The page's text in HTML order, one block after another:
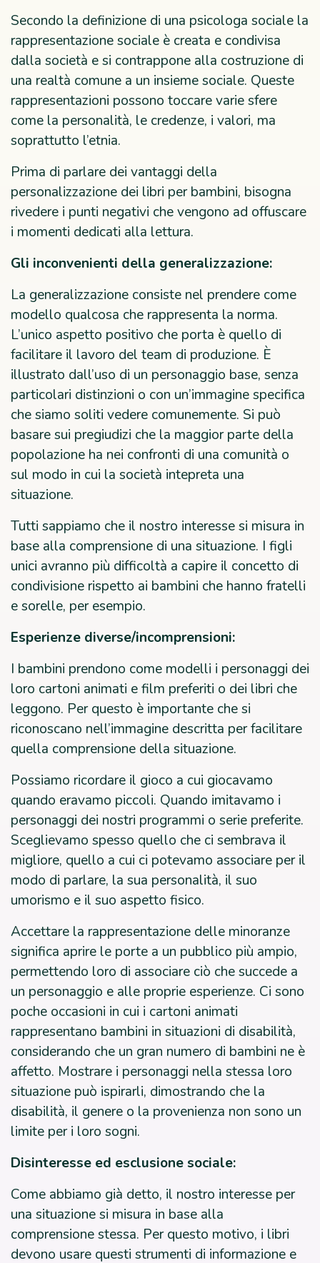
Secondo la definizione di una psicologa sociale la
rappresentazione sociale è creata e condivisa
dalla società e si contrappone alla costruzione di
una realtà comune a un insieme sociale. Queste
rappresentazioni possono toccare varie sfere
come la personalità, le credenze, i valori, ma
soprattutto l’etnia.
Prima di parlare dei vantaggi della
personalizzazione dei libri per bambini, bisogna
rivedere i punti negativi che vengono ad offuscare
i momenti dedicati alla lettura.
Gli inconvenienti della generalizzazione:
La generalizzazione consiste nel prendere come
modello qualcosa che rappresenta la norma.
L’unico aspetto positivo che porta è quello di
facilitare il lavoro del team di produzione. È
illustrato dall’uso di un personaggio base, senza
particolari distinzioni o con un’immagine specifica
che siamo soliti vedere comunemente. Si può
basare sui pregiudizi che la maggior parte della
popolazione ha nei confronti di una comunità o
sul modo in cui la società intepreta una
situazione.
Tutti sappiamo che il nostro interesse si misura in
base alla comprensione di una situazione. I figli
unici avranno più difficoltà a capire il concetto di
condivisione rispetto ai bambini che hanno fratelli
e sorelle, per esempio.
Esperienze diverse/incomprensioni:
I bambini prendono come modelli i personaggi dei
loro cartoni animati e film preferiti o dei libri che
leggono. Per questo è importante che si
riconoscano nell’immagine descritta per facilitare
quella comprensione della situazione.
Possiamo ricordare il gioco a cui giocavamo
quando eravamo piccoli. Quando imitavamo i
personaggi dei nostri programmi o serie preferite.
Sceglievamo spesso quello che ci sembrava il
migliore, quello a cui ci potevamo associare per il
modo di parlare, la sua personalità, il suo
umorismo e il suo aspetto fisico.
Accettare la rappresentazione delle minoranze
significa aprire le porte a un pubblico più ampio,
permettendo loro di associare ciò che succede a
un personaggio e alle proprie esperienze. Ci sono
poche occasioni in cui i cartoni animati
rappresentano bambini in situazioni di disabilità,
considerando che un gran numero di bambini ne è
affetto. Mostrare i personaggi nella stessa loro
situazione può ispirarli, dimostrando che la
disabilità, il genere o la provenienza non sono un
limite per i loro sogni.
Disinteresse ed esclusione sociale:
Come abbiamo già detto, il nostro interesse per
una situazione si misura in base alla
comprensione stessa. Per questo motivo, i libri
devono usare questi strumenti di informazione e